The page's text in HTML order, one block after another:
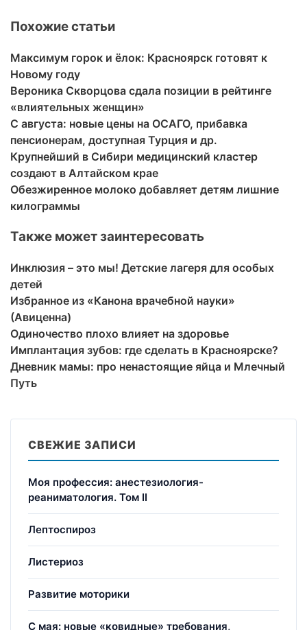
Похожие статьи
Максимум горок и ёлок: Красноярск готовят к
Новому году
Вероника Скворцова сдала позиции в рейтинге
«влиятельных женщин»
С августа: новые цены на ОСАГО, прибавка
пенсионерам, доступная Турция и др.
Крупнейший в Сибири медицинский кластер
создают в Алтайском крае
Обезжиренное молоко добавляет детям лишние
килограммы
Также может заинтересовать
Инклюзия – это мы! Детские лагеря для особых
детей
Избранное из «Канона врачебной науки»
(Авиценна)
Одиночество плохо влияет на здоровье
Имплантация зубов: где сделать в Красноярске?
Дневник мамы: про ненастоящие яйца и Млечный
Путь
СВЕЖИЕ ЗАПИСИ
Моя профессия: анестезиология-
реаниматология. Том II
Лептоспироз
Листериоз
Развитие моторики
С мая: новые «ковидные» требования,